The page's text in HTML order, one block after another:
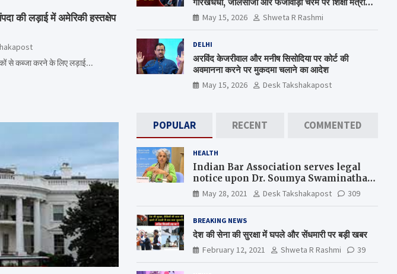
लड़ाई में अमेरिकी हस्तक्षेप
से कब्जा करने के लिए लड़ाई…
कब जागेगा ?
May 15, 2026 Shweta R Rashmi
DELHI
अरविंद केजरीवाल और मनीष सिसोदिया पर कोर्ट की
अवमानना करने पर मुकदमा चलाने का आदेश
May 15, 2026 Desk Takshakapost
POPULAR RECENT COMMENTED
HEALTH
Indian Bar Association serves legal
notice upon Dr. Soumya Swaminathan,
the Chief Scientist, WHO
May 28, 2021 Desk Takshakapost 309
BREAKING NEWS
देश की सेना की सुरक्षा में घपले और सेंधमारी पर बड़ी खबर
February 12, 2021 Shweta R Rashmi 39